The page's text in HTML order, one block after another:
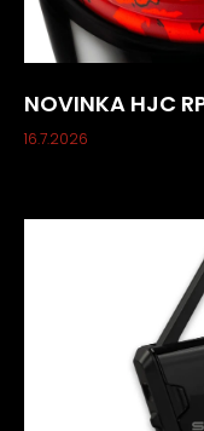
NOVINKA HJC
16.7.2026